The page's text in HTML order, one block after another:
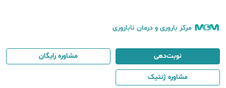
مرکز باروری و درمان ناباروری
نوبت‌دهی مشاوره رایگان
مشاوره ژنتیک